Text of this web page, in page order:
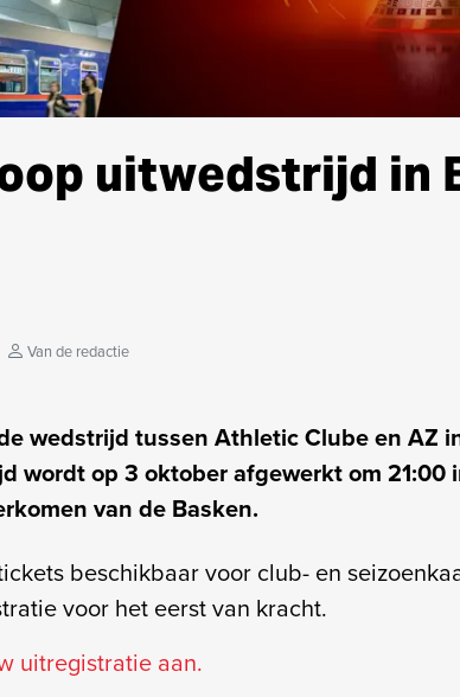
uitwedstrijd in
Van de redactie
wedstrijd tussen Athletic Clube en AZ
wordt op 3 oktober afgewerkt om 21:00
van de Basken.
beschikbaar voor club- en
voor het eerst van kracht.
uitregistratie aan.